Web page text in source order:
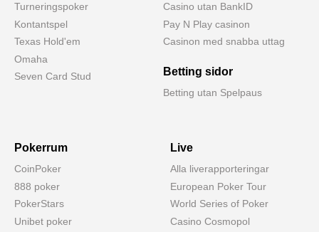
Turneringspoker
Kontantspel
Texas Hold'em
Omaha
Seven Card Stud
Casino utan BankID
Pay N Play casinon
Casinon med snabba uttag
Betting sidor
Betting utan Spelpaus
Pokerrum
CoinPoker
888 poker
PokerStars
Unibet poker
Live
Alla liverapporteringar
European Poker Tour
World Series of Poker
Casino Cosmopol